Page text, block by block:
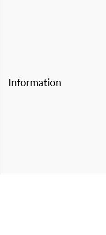
Information